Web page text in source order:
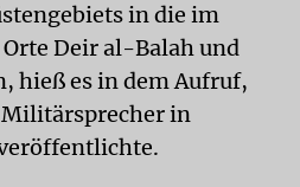
in die im
Deir al-Balah und
hieß es in dem Aufruf,
in